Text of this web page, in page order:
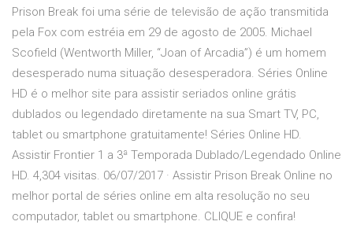
Prison Break foi uma série de televisão de ação transmitida
pela Fox com estréia em 29 de agosto de 2005. Michael
Scofield (Wentworth Miller, “Joan of Arcadia”) é um homem
desesperado numa situação desesperadora. Séries Online
HD é o melhor site para assistir seriados online grátis
dublados ou legendado diretamente na sua Smart TV, PC,
tablet ou smartphone gratuitamente! Séries Online HD.
Assistir Frontier 1 a 3ª Temporada Dublado/Legendado Online
HD. 4,304 visitas. 06/07/2017 · Assistir Prison Break Online no
melhor portal de séries online em alta resolução no seu
computador, tablet ou smartphone. CLIQUE e confira!